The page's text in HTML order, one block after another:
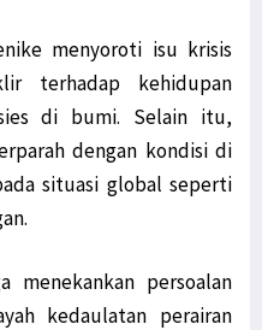
menyoroti isu krisis
terhadap kehidupan
di bumi. Selain itu,
dengan kondisi di
situasi global seperti
menekankan persoalan
kedaulatan perairan